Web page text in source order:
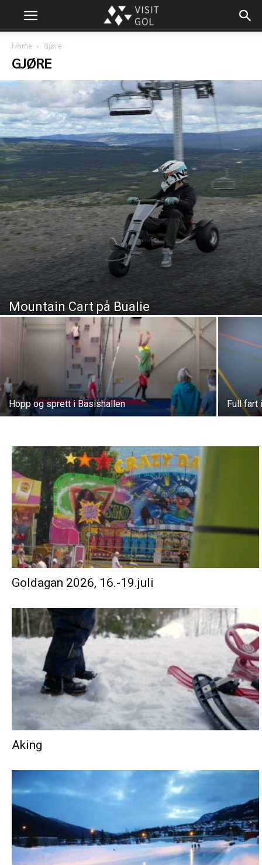
Home Gjøre
GJØRE
Mountain Cart på Bualie
Hopp og sprett i Basishallen Full fart
Goldagan 2026, 16.-19.juli
Aking